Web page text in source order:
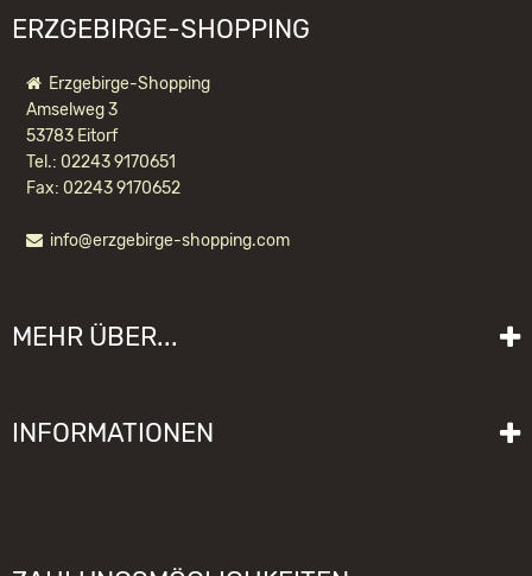
ERZGEBIRGE-SHOPPING
Erzgebirge-Shopping
Amselweg 3
53783 Eitorf
Tel.: 02243 9170651
Fax: 02243 9170652
info@erzgebirge-shopping.com
MEHR ÜBER...
Lieferzeit
INFORMATIONEN
Schwibbogen funktioniert nicht